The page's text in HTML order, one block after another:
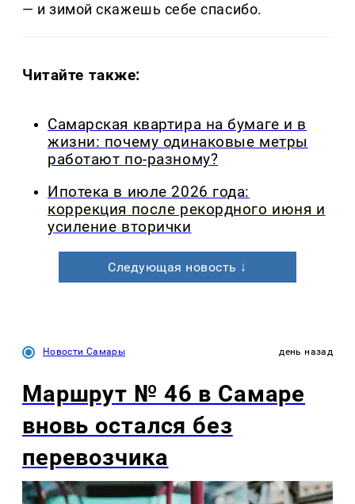
— и зимой скажешь себе спасибо.
Читайте также:
Самарская квартира на бумаге и в
жизни: почему одинаковые метры
работают по-разному?
Ипотека в июле 2026 года:
коррекция после рекордного июня и
усиление вторички
Следующая новость ↓
Новости Самары день назад
Маршрут № 46 в Самаре
вновь остался без
перевозчика